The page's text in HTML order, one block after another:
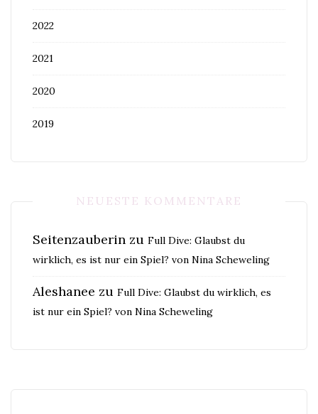
2022
2021
2020
2019
NEUESTE KOMMENTARE
Seitenzauberin zu Full Dive: Glaubst du
wirklich, es ist nur ein Spiel? von Nina Scheweling
Aleshanee zu Full Dive: Glaubst du wirklich, es
ist nur ein Spiel? von Nina Scheweling